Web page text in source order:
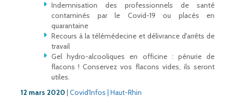
Indemnisation des professionnels de santé
contaminés par le Covid-19 ou placés en
quarantaine
Recours à la télémédecine et délivrance d'arrêts de
travail
Gel hydro-alcooliques en officine : pénurie de
flacons ! Conservez vos flacons vides, ils seront
utiles.
12 mars 2020 | Covid'Infos | Haut-Rhin